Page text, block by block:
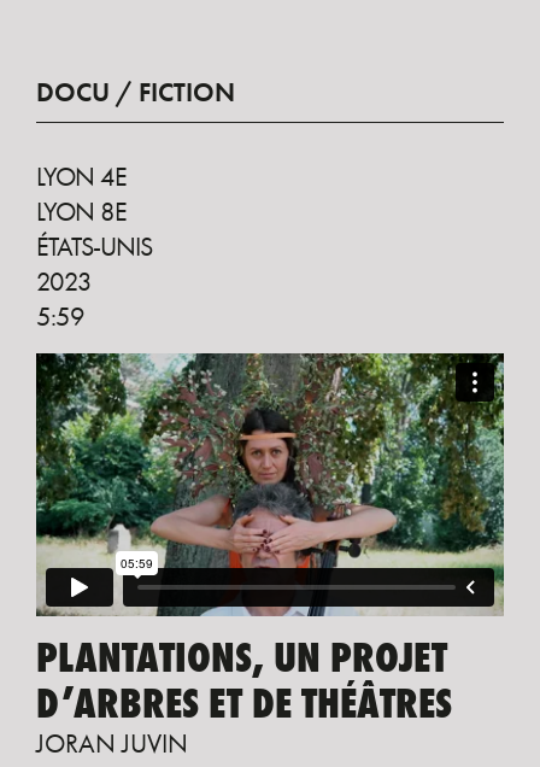
DOCU / FICTION
LYON 4E
LYON 8E
ÉTATS-UNIS
2023
5:59
PLANTATIONS, UN PROJET
D’ARBRES ET DE THÉÂTRES
JORAN JUVIN